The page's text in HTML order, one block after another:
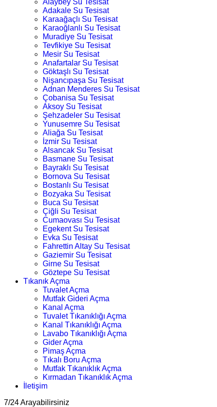
Alaybey Su Tesisat
Adakale Su Tesisat
Karaağaçlı Su Tesisat
Karaoğlanlı Su Tesisat
Muradiye Su Tesisat
Tevfikiye Su Tesisat
Mesir Su Tesisat
Anafartalar Su Tesisat
Göktaşlı Su Tesisat
Nişancıpaşa Su Tesisat
Adnan Menderes Su Tesisat
Çobanisa Su Tesisat
Aksoy Su Tesisat
Şehzadeler Su Tesisat
Yunusemre Su Tesisat
Aliağa Su Tesisat
İzmir Su Tesisat
Alsancak Su Tesisat
Basmane Su Tesisat
Bayraklı Su Tesisat
Bornova Su Tesisat
Bostanlı Su Tesisat
Bozyaka Su Tesisat
Buca Su Tesisat
Çiğli Su Tesisat
Cumaovası Su Tesisat
Egekent Su Tesisat
Evka Su Tesisat
Fahrettin Altay Su Tesisat
Gaziemir Su Tesisat
Girne Su Tesisat
Göztepe Su Tesisat
Tıkanık Açma
Tuvalet Açma
Mutfak Gideri Açma
Kanal Açma
Tuvalet Tıkanıklığı Açma
Kanal Tıkanıklığı Açma
Lavabo Tıkanıklığı Açma
Gider Açma
Pimaş Açma
Tıkalı Boru Açma
Mutfak Tıkanıklık Açma
Kırmadan Tıkanıklık Açma
İletişim
7/24 Arayabilirsiniz